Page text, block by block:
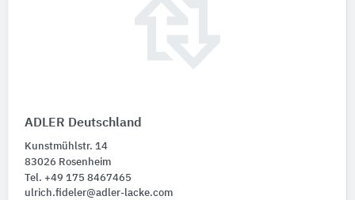
ADLER Deutschland
Kunstmühlstr. 14
83026 Rosenheim
Tel. +49 175 8467465
ulrich.fideler@adler-lacke.com